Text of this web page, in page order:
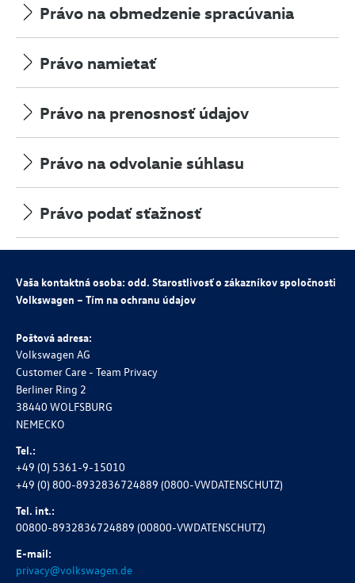
Právo na obmedzenie spracúvania
Právo namietať
Právo na prenosnosť údajov
Právo na odvolanie súhlasu
Právo podať sťažnosť
Vaša kontaktná osoba: odd. Starostlivosť o zákazníkov spoločnosti
Volkswagen – Tím na ochranu údajov
Poštová adresa:
Volkswagen AG
Customer Care - Team Privacy
Berliner Ring 2
38440 WOLFSBURG
NEMECKO
Tel.:
+49 (0) 5361-9-15010
+49 (0) 800-8932836724889 (0800-VWDATENSCHUTZ)
Tel. int.:
00800-8932836724889 (00800-VWDATENSCHUTZ)
E-mail:
privacy@volkswagen.de